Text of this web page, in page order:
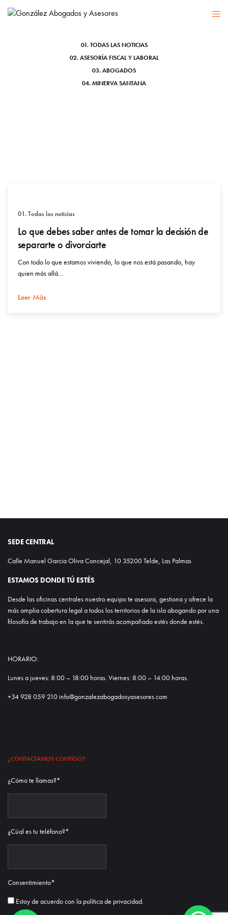
custodia
01. TODAS LAS NOTICIAS
02. ASESORÍA FISCAL Y LABORAL
03. ABOGADOS
04. MINERVA SANTANA
01. Todas las noticias
Lo que debes saber antes de tomar la decisión de
separarte o divorciarte
Con todo lo que estamos viviendo, lo que nos está pasando, hay
quien más allá…
Leer Más
SEDE CENTRAL
Calle Manuel Garcia Oliva Concejal, 10 35200 Telde, Las Palmas
ESTAMOS DONDE TÚ ESTÉS
Desde las oficinas centrales nuestro equipo te asesora, gestiona y ofrece la
más amplia cobertura legal a todos los territorios de la isla abogando por una
filosofía de trabajo en la que te sentirás acompañado estés donde estés.
HORARIO:
Lunes a jueves: 8:00 – 18:00 horas. Viernes: 8:00 – 14:00 horas.
+34 928 059 210 info@gonzalezabogadosyasesores.com
¿CONTACTAMOS CONTIGO?
¿Cómo te llamas?*
¿Cúal es tu teléfono?*
Consentimiento*
Estoy de acuerdo con la política de privacidad.